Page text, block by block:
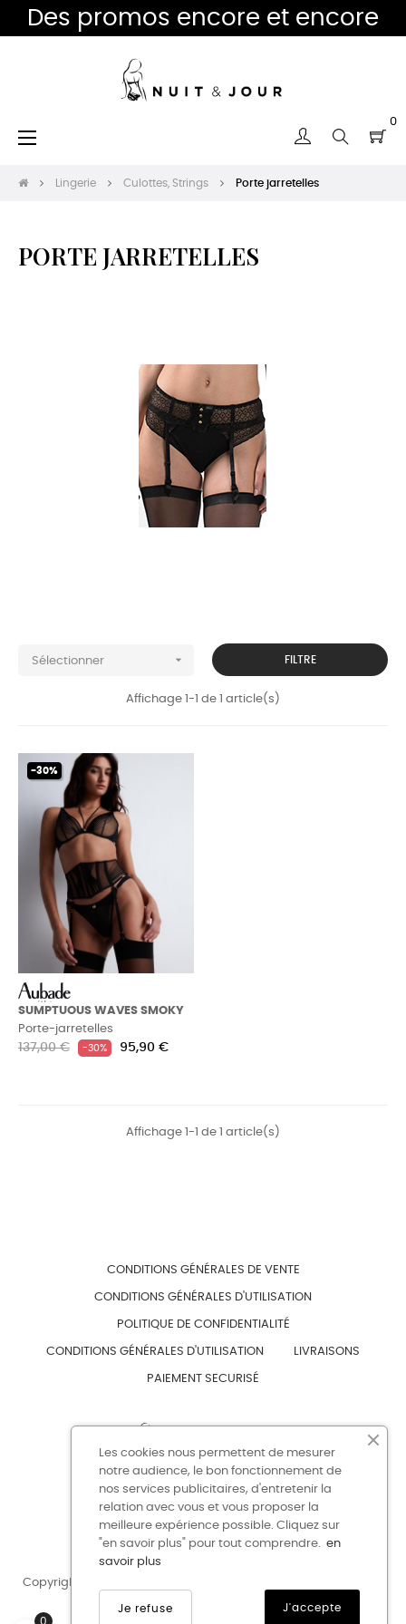
Des promos encore et encore
0
Basculer
☰
Lingerie Culottes, Strings Porte jarretelles
PORTE JARRETELLES
Sélectionner  FILTRE
Affichage 1-1 de 1 article(s)
-30%
SUMPTUOUS WAVES SMOKY
Porte-jarretelles
Prix
137,00 € -30% Prix
95,90 €
Affichage 1-1 de 1 article(s)
CONDITIONS GÉNÉRALES DE VENTE
CONDITIONS GÉNÉRALES D'UTILISATION
POLITIQUE DE CONFIDENTIALITÉ
CONDITIONS GÉNÉRALES D'UTILISATION LIVRAISONS
PAIEMENT SECURISÉ
CONTACT BOUTIQUE
Copyright 2023 © Lingerie Nuit & Jour -
0
Les cookies nous permettent de mesurer
notre audience, le bon fonctionnement de
nos services publicitaires, d'entretenir la
relation avec vous et vous proposer la
meilleure expérience possible. Cliquez sur
"en savoir plus" pour tout comprendre. en
savoir plus
J'accepte
Je refuse